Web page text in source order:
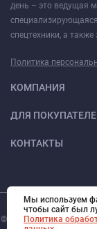
день – это ведущая
спецтехники, а
Политика
КОМПАНИЯ
ДЛЯ
КОНТАКТЫ
© 2026. Все права
Мы используем
чтобы сайт был
Политика